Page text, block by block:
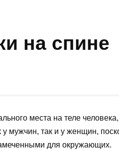
на спине
места на теле
мужчин, так и у женщин,
для окружающих.